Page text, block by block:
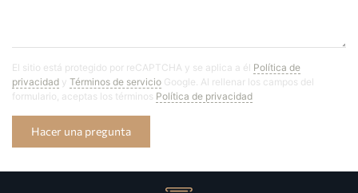
El sitio está protegido por reCAPTCHA y se aplica a él Política de
privacidad y Términos de servicio Google. Al rellenar los campos del
formulario, aceptas los términos Política de privacidad
Hacer una pregunta